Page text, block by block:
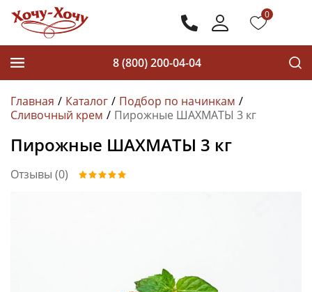
0
8 (800) 200-04-04
Главная Каталог
Подбор по начинкам
Сливочный крем
Пирожные ШАХМАТЫ 3 кг
Пирожные ШАХМАТЫ 3 кг
Отзывы (0)